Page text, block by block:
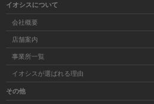
イオシスについて
会社概要
店舗案内
事業所一覧
イオシスが選ばれる理由
その他